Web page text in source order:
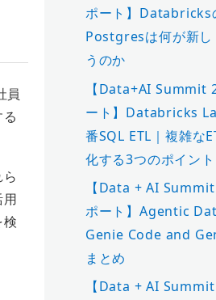
員
ポート】Databricks
Postgresは何が新し
うのか
【Data+AI Summit
ート】Databricks
番SQL ETL｜複雑な
化する3つのポイント
【Data + AI
ポート】Agentic
Genie Code and
まとめ
【Data + AI